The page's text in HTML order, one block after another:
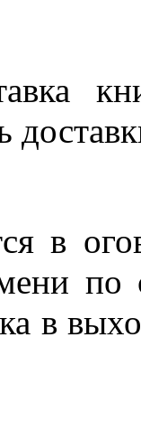
в
по
в